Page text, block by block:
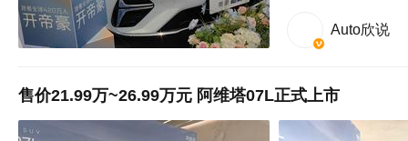
Auto欣说
售价21.99万~26.99万元 阿维塔07L正式上市